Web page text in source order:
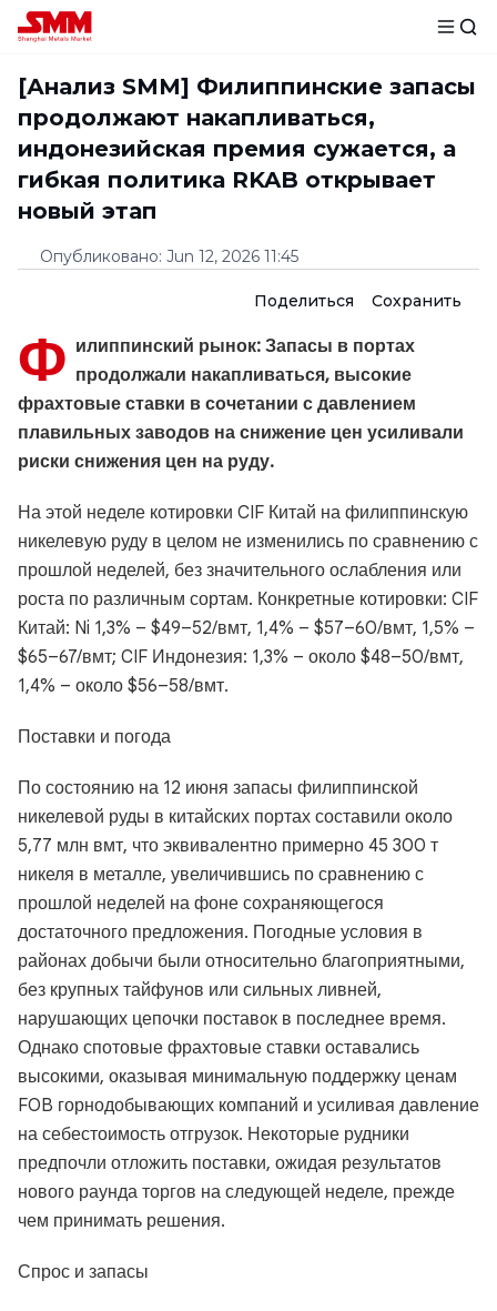
[Анализ SMM] Филиппинские запасы
продолжают накапливаться,
индонезийская премия сужается, а
гибкая политика RKAB открывает
новый этап
Опубликовано: Jun 12, 2026 11:45
Поделиться Сохранить
Ф илиппинский рынок: Запасы в портах
продолжали накапливаться, высокие
фрахтовые ставки в сочетании с давлением
плавильных заводов на снижение цен усиливали
риски снижения цен на руду.
На этой неделе котировки CIF Китай на филиппинскую
никелевую руду в целом не изменились по сравнению с
прошлой неделей, без значительного ослабления или
роста по различным сортам. Конкретные котировки: CIF
Китай: Ni 1,3% – $49–52/вмт, 1,4% – $57–60/вмт, 1,5% –
$65–67/вмт; CIF Индонезия: 1,3% – около $48–50/вмт,
1,4% – около $56–58/вмт.
Поставки и погода
По состоянию на 12 июня запасы филиппинской
никелевой руды в китайских портах составили около
5,77 млн вмт, что эквивалентно примерно 45 300 т
никеля в металле, увеличившись по сравнению с
прошлой неделей на фоне сохраняющегося
достаточного предложения. Погодные условия в
районах добычи были относительно благоприятными,
без крупных тайфунов или сильных ливней,
нарушающих цепочки поставок в последнее время.
Однако спотовые фрахтовые ставки оставались
высокими, оказывая минимальную поддержку ценам
FOB горнодобывающих компаний и усиливая давление
на себестоимость отгрузок. Некоторые рудники
предпочли отложить поставки, ожидая результатов
нового раунда торгов на следующей неделе, прежде
чем принимать решения.
Спрос и запасы